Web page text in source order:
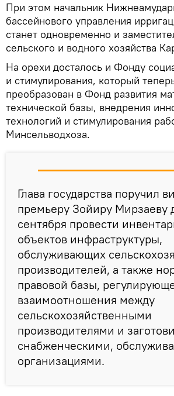
При этом начальник
бассейнового управления
станет одновременно и
сельского и водного хозяйства
На орехи досталось и Фонду
и стимулирования, который
преобразован в Фонд развития
технической базы, внедрения
технологий и стимулирования
Минсельводхоза.
Глава государства поручил
премьеру Зойиру Мирзаеву
сентября провести
объектов инфраструктуры,
обслуживающих
производителей, а также
правовой базы,
взаимоотношения между
сельскохозяйственными
производителями и
снабженческими,
организациями.